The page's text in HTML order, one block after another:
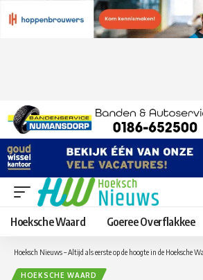
Hoeksche Waard Goeree Overflakkee
Hoeksch Nieuws – Altijd als eerste op de hoogte in de Hoeksche
HOEKSCHE WAARD